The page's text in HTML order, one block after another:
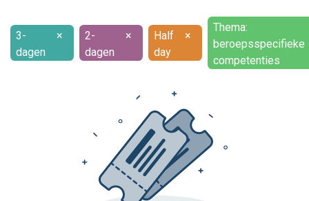
3-
dagen
×
2-
dagen
×
Half
day
×
Thema:
beroepsspecifieke
competenties